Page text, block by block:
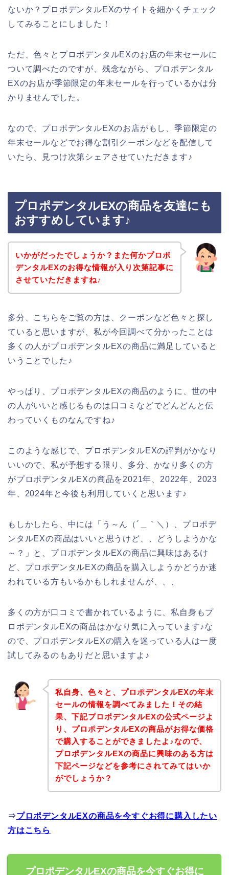
ないか？プロポデンタルEXのサイトを細かくチェック
してみることにしました！
ただ、色々とプロポデンタルEXのお店の年末セールに
ついて調べたのですが、残念ながら、プロポデンタル
EXのお店が季節限定の年末セールを行っているかは分
かりませんでした。
なので、プロポデンタルEXのお店がもし、季節限定の
年末セールなどでお得な割引クーポンなどを配信して
いたら、見つけ次第シェアさせていただきます♪
プロポデンタルEXの商品を友達にも
おすすめしています♪
いかがだったでしょうか？また何かプロポ
デンタルEXのお得な情報が入り次第記事に
させていただきますね♪
多分、こちらをご覧の方は、クーポンなど色々と探し
ていると思いますが、私が今回調べて分かったことは
多くの人がプロポデンタルEXの商品に満足していると
いうことでした♪
やっぱり、プロポデンタルEXの商品のように、世の中
の人がいいと感じるものは口コミなどでどんどんと伝
わっていくものなんですね♪
このような感じで、プロポデンタルEXの評判がかなり
いいので、私が予想する限り、多分、かなり多くの方
がプロポデンタルEXの商品を2021年、2022年、2023
年、2024年と今後も利用していくと思います♪
もしかしたら、中には「う～ん（´＿｀＼）、プロポデ
ンタルEXの商品はいいと思うけど、、どうしようかな
～？」と、プロポデンタルEXの商品に興味はあるけ
ど、プロポデンタルEXの商品を購入しようかどうか迷
われている方もいるかもしれませんが、、、
多くの方が口コミで書かれているように、私自身もプ
ロポデンタルEXの商品はかなり気に入っています♪な
ので、プロポデンタルEXの購入を迷っている人は一度
試してみるのもありだと思いますよ♪
私自身、色々と、プロポデンタルEXの年末
セールの情報を調べてみました！その結
果、下記プロポデンタルEXの公式ページよ
り、プロポデンタルEXの商品がお得な価格
で購入することができましたよ♪なので、
プロポデンタルEXの商品に興味のある方は
下記ページなどを参考にされてみてはいか
がでしょうか？
⇒プロポデンタルEXの商品を今すぐお得に購入したい
方はこちら
プロポデンタルEXの商品を今すぐお得に